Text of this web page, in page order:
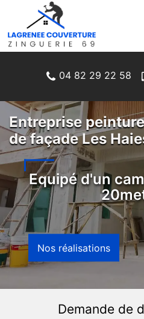
04 82 29 22 58
Entreprise
de façade Les
Equipé d'un
Nos réalisations
Demande de